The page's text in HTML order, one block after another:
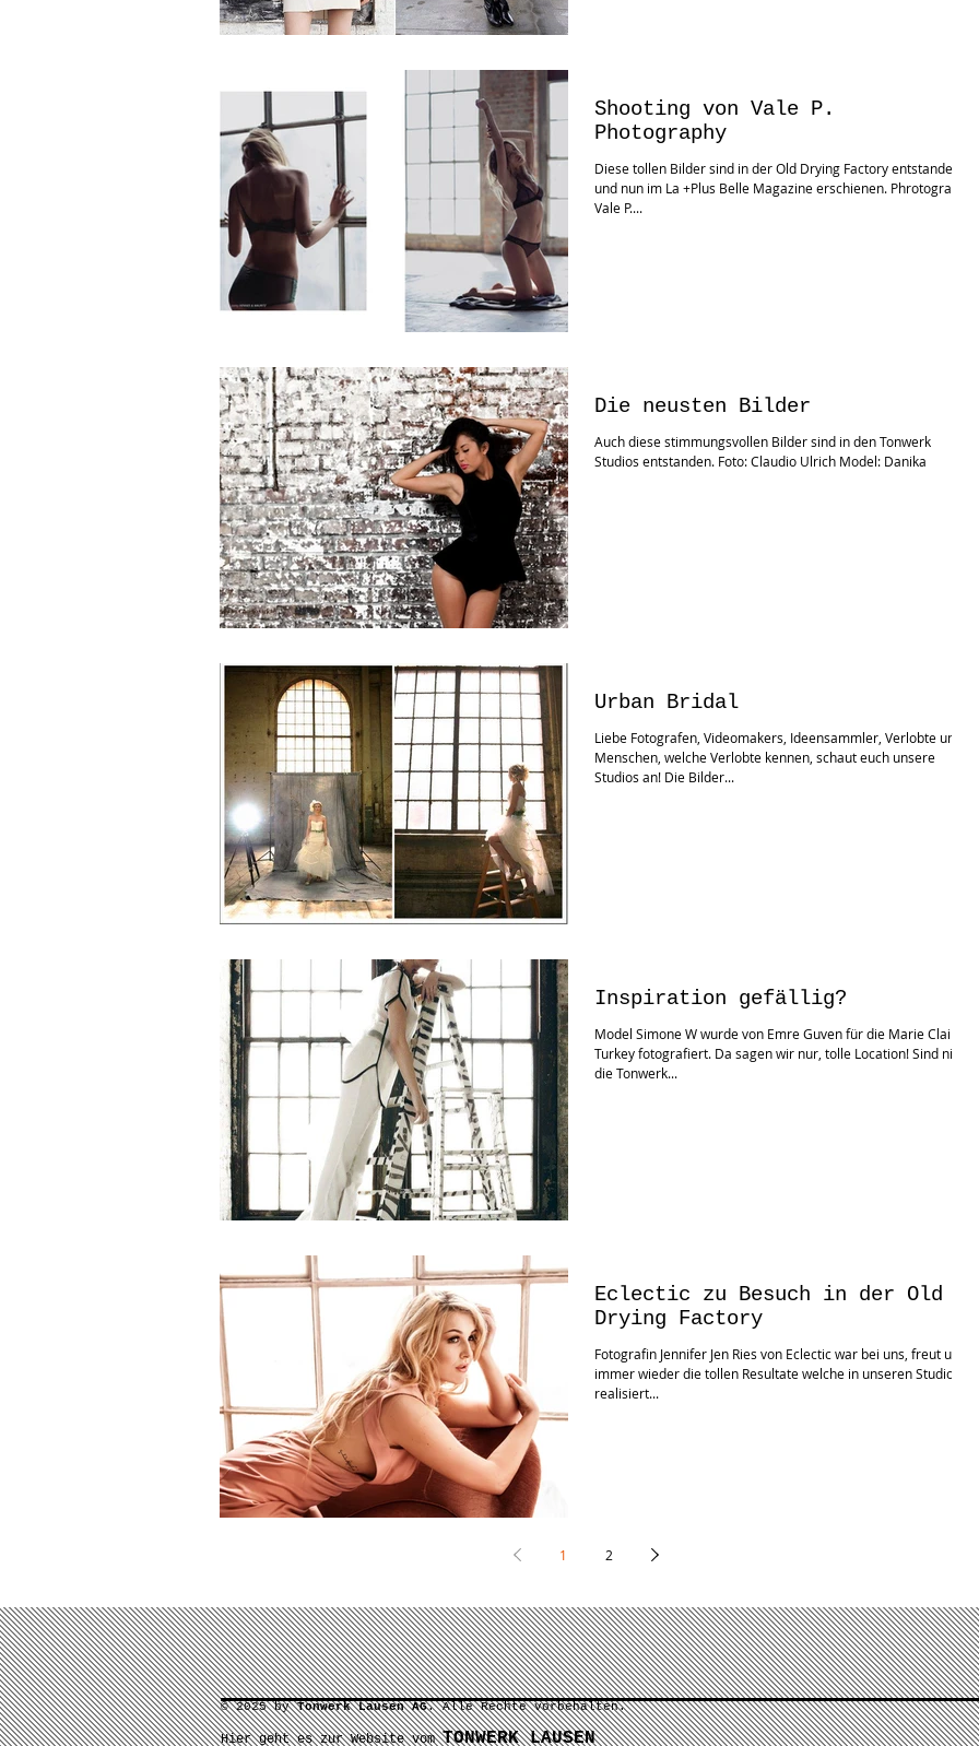
Shooting von Vale P.
Photography
Diese tollen Bilder sind in der Old Drying Factory entstanden
und nun im La +Plus Belle Magazine erschienen. Phrotography:
Vale P....
Die neusten Bilder
Auch diese stimmungsvollen Bilder sind in den Tonwerk
Studios entstanden. Foto: Claudio Ulrich Model: Danika
Urban Bridal
Liebe Fotografen, Videomakers, Ideensammler, Verlobte und
Menschen, welche Verlobte kennen, schaut euch unsere
Studios an! Die Bilder...
Inspiration gefällig?
Model Simone W wurde von Emre Guven für die Marie Claire
Turkey fotografiert. Da sagen wir nur, tolle Location! Sind nicht
die Tonwerk...
Eclectic zu Besuch in der Old
Drying Factory
Fotografin Jennifer Jen Ries von Eclectic war bei uns, freut uns
immer wieder die tollen Resultate welche in unseren Studios
realisiert...
1 2
© 2025 byTonwerk Lausen AG.Alle Rechte vorbehalten.
Hier geht es zur Website vomTONWERK LAUSEN